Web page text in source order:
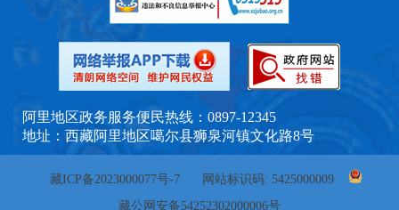
阿里地区政务服务便民热线：0897-12345
地址：西藏阿里地区噶尔县狮泉河镇文化路8号
藏ICP备2023000077号-7
网站标识码: 5425000009
藏公网安备54252302000006号